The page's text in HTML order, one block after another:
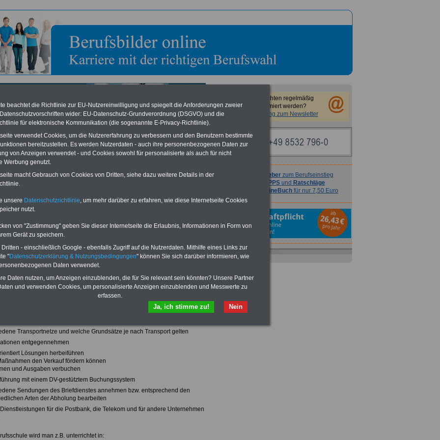
zum Ausbildungsberuf: Postverkehrskauffrau
Verkehr Tourismus Gastronomie
frau beraten Sie Kunden und informieren sie über das
der Post. Außerdem nehmen Sie an Postschaltern Sendungen an
Sendungen aus.
Kurierpostsendungen annehmen und Entgelte berechnen
bei der Kassenführung
für den Transport bearbeiten
Sendungen bearbeiten und Nachentgelte berechnen
vorgegebenen Sachverhalten formulieren
Aufgaben und dienstleistungsbezogene Beratungen kundenorientiert
vorbereiten, Sendungen zustellen und Zustellungen nachbearbeiten
Transportnetze und welche Grundsätze je nach Transport gelten
entgegennehmen
Lösungen herbeiführen
den Verkauf fördern können
und Ausgaben verbuchen
mit einem DV-gestütztem Buchungssystem
Sendungen des Briefdienstes annehmen bzw. entsprechend den
Arten der Abholung bearbeiten
für die Postbank, die Telekom und für andere Unternehmen
wird man z.B. unterrichtet in:
Sie möchten regelmäßig
informiert werden?
Anmeldung zum Newsletter
Ratgeberzum Berufseinstieg
TIPPS und Ratschläge
OnlineBuch für nur 7,50 Euro
beachtet die Richtlinie zur EU-Nutzereinwilligung und spiegelt die Anforderungen zweier
wider: EU-Datenschutz-Grundverordnung (DSGVO) und die
für elektronische Kommunikation (die sogenannte E-Privacy-Richtlinie).
verwendet Cookies, um die Nutzererfahrung zu verbessern und den Benutzern bestimmte
bereitzustellen. Es werden Nutzerdaten - auch ihre personenbezogenen Daten zur
von Anzeigen verwendet - und Cookies sowohl für personalisierte als auch für nicht
Werbung genutzt.
macht Gebrauch von Cookies von Dritten, siehe dazu weitere Details in der
unsere Datenschutzrichtlinie, um mehr darüber zu erfahren, wie diese Internetseite Cookies
nutzt.
von "Zustimmung" geben Sie dieser Internetseite die Erlaubnis, Informationen in Form von
Gerät zu speichern.
- einschließlich Google - ebenfalls Zugriff auf die Nutzerdaten. Mithilfe eines Links zur
"Datenschutzerklärung & Nutzungsbedingungen" können Sie sich darüber informieren, wie
Daten verwendet.
Daten nutzen, um Anzeigen einzublenden, die für Sie relevant sein könnten? Unsere Partner
und verwenden Cookies, um personalisierte Anzeigen einzublenden und Messwerte zu
erfassen.
Nein
Ja, ich stimme zu!